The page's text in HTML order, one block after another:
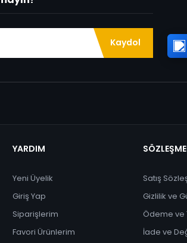
Kaydol
YARDIM
Yeni Üyelik
Giriş Yap
Siparişlerim
Favori Ürünlerim
Satış
Gizlilik ve
Ödeme ve
İade ve